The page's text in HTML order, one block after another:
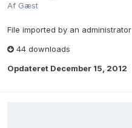
Af Gæst
File imported by an administrator
44 downloads
Opdateret December 15, 2012